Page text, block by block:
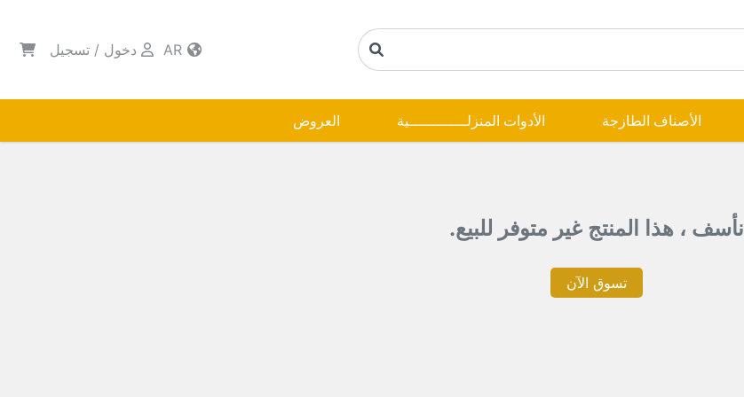
دخول / تسجيل
الأصناف الطازجة الأدوات المنزلـــــــــــــية العروض
نأسف ، هذا المنتج غير متوفر للبيع.
تسوق الآن